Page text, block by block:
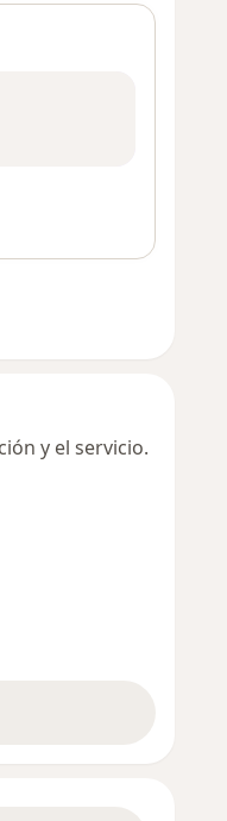
y el servicio.